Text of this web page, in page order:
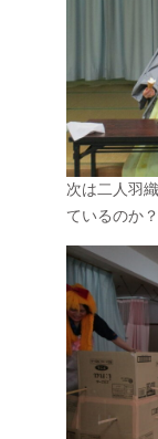
次は二人羽
ているのか？